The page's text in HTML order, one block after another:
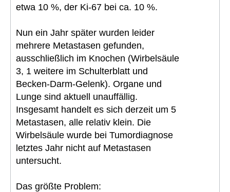
etwa 10 %, der Ki-67 bei ca. 10 %.
Nun ein Jahr später wurden leider
mehrere Metastasen gefunden,
ausschließlich im Knochen (Wirbelsäule
3, 1 weitere im Schulterblatt und
Becken-Darm-Gelenk). Organe und
Lunge sind aktuell unauffällig.
Insgesamt handelt es sich derzeit um 5
Metastasen, alle relativ klein. Die
Wirbelsäule wurde bei Tumordiagnose
letztes Jahr nicht auf Metastasen
untersucht.
Das größte Problem: